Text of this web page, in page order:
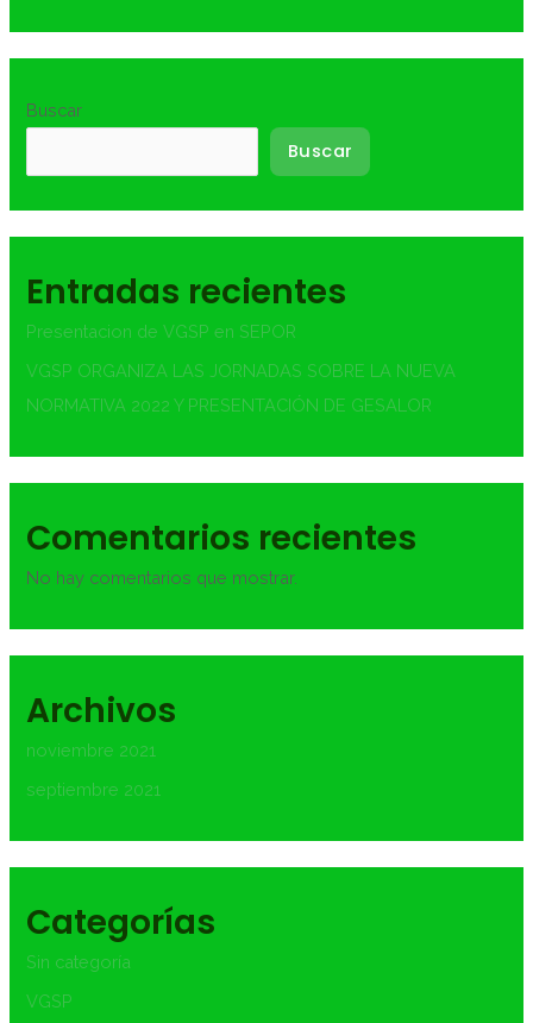
Buscar
Buscar
Entradas recientes
Presentacion de VGSP en SEPOR
VGSP ORGANIZA LAS JORNADAS SOBRE LA NUEVA
NORMATIVA 2022 Y PRESENTACIÓN DE GESALOR
Comentarios recientes
No hay comentarios que mostrar.
Archivos
noviembre 2021
septiembre 2021
Categorías
Sin categoría
VGSP